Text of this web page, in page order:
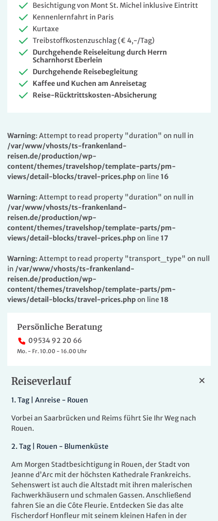
Reiseverlauf
1. Tag | Anreise - Rouen
Vorbei an Saarbrücken und Reims führt Sie Ihr Weg nach
Rouen.
2. Tag | Rouen - Blumenküste
Am Morgen Stadtbesichtigung in Rouen, der Stadt von
Jeanne d’Arc mit der höchsten Kathedrale Frankreichs.
Sehenswert ist auch die Altstadt mit ihren malerischen
Fachwerkhäusern und schmalen Gassen. Anschließend
fahren Sie an die Côte Fleurie. Entdecken Sie das alte
Fischerdorf Honfleur mit seinem kleinen Hafen in der
Besichtigung von Mont St. Michel inklusive Eintritt
Kennenlernfahrt in Paris
Kurtaxe
Treibstoffkostenzuschlag (€ 4,-/Tag)
Durchgehende Reiseleitung durch Herrn
Scharnhorst Eberlein
Durchgehende Reisebegleitung
Kaffee und Kuchen am Anreisetag
Reise-Rücktrittskosten-Absicherung
Warning: Attempt to read property "duration" on null in
/var/www/vhosts/ts-frankenland-
reisen.de/production/wp-
content/themes/travelshop/template-parts/pm-
views/detail-blocks/travel-prices.phpon line 16
Warning: Attempt to read property "duration" on null in
/var/www/vhosts/ts-frankenland-
reisen.de/production/wp-
content/themes/travelshop/template-parts/pm-
views/detail-blocks/travel-prices.phpon line 17
Warning: Attempt to read property "transport_type" on null
in /var/www/vhosts/ts-frankenland-
reisen.de/production/wp-
content/themes/travelshop/template-parts/pm-
views/detail-blocks/travel-prices.phpon line 18
Persönliche Beratung
09534 92 20 66
Mo. - Fr. 10.00 - 16.00 Uhr